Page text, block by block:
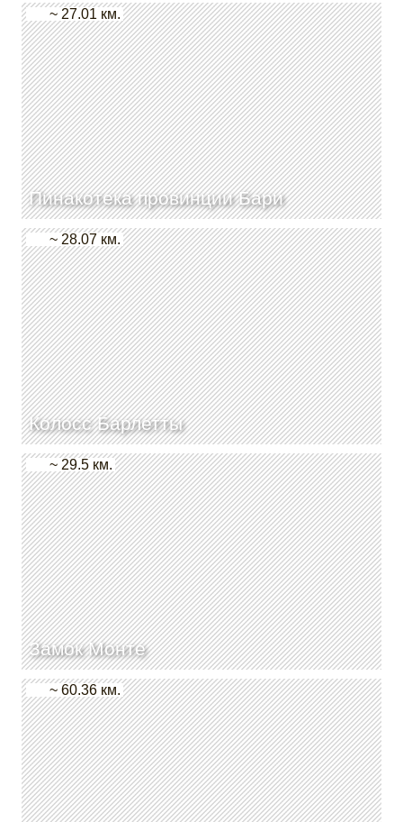
Пинакотека провинции Бари
~ 27.01 км.
Колосс Барлетты
~ 28.07 км.
Замок Монте
~ 29.5 км.
~ 60.36 км.